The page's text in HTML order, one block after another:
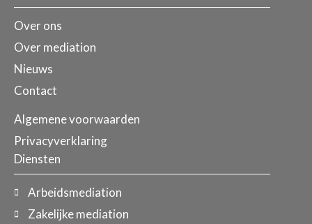
Over ons
Over mediation
Nieuws
Contact
Algemene voorwaarden
Privacyverklaring
Diensten
Arbeidsmediation
Zakelijke mediation